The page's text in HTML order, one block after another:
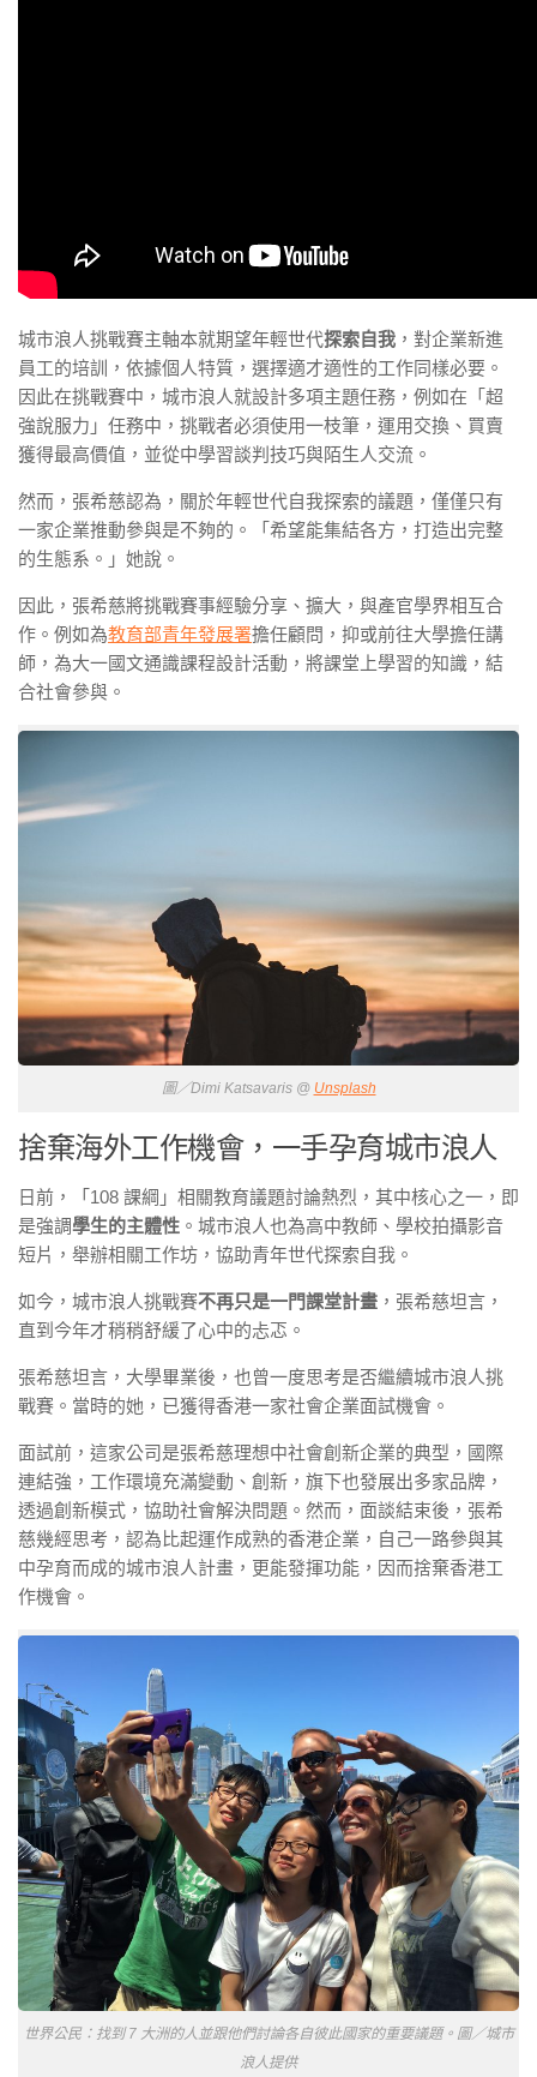
城市浪人挑戰賽主軸本就期望年輕世代探索自我 ，對企業新進
員工的培訓，依據個人特質，選擇適才適性的工作同樣必要。
因此在挑戰賽中，城市浪人就設計多項主題任務，例如在「超
強說服力」任務中，挑戰者必須使用一枝筆，運用交換、買賣
獲得最高價值，並從中學習談判技巧與陌生人交流。
然而，張希慈認為，關於年輕世代自我探索的議題，僅僅只有
一家企業推動參與是不夠的。「希望能集結各方，打造出完整
的生態系。」她說。
因此，張希慈將挑戰賽事經驗分享、擴大，與產官學界相互合
作。例如為教育部青年發展署擔任顧問，抑或前往大學擔任講
師，為大一國文通識課程設計活動，將課堂上學習的知識，結
合社會參與。
圖／Dimi Katsavaris @ Unsplash
捨棄海外工作機會，一手孕育城市浪人
日前，「108 課綱」相關教育議題討論熱烈，其中核心之一，即
是強調學生的主體性 。城市浪人也為高中教師、學校拍攝影音
短片，舉辦相關工作坊，協助青年世代探索自我。
如今，城市浪人挑戰賽不再只是一門課堂計畫 ，張希慈坦言，
直到今年才稍稍舒緩了心中的忐忑。
張希慈坦言，大學畢業後，也曾一度思考是否繼續城市浪人挑
戰賽。當時的她，已獲得香港一家社會企業面試機會。
面試前，這家公司是張希慈理想中社會創新企業的典型，國際
連結強，工作環境充滿變動、創新，旗下也發展出多家品牌，
透過創新模式，協助社會解決問題。然而，面談結束後，張希
慈幾經思考，認為比起運作成熟的香港企業，自己一路參與其
中孕育而成的城市浪人計畫，更能發揮功能，因而捨棄香港工
作機會。
世界公民：找到 7 大洲的人並跟他們討論各自彼此國家的重要議題。圖／城市
浪人提供